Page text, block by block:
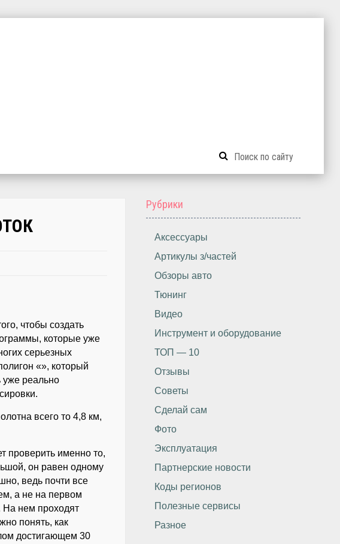
чтобы создать
которые уже
серьезных
«», который
уже реально
всего то 4,8 км,
проверить именно то,
он равен одному
ведь почти все
а не на первом
На нем проходят
понять, как
достигающем 30
Рубрики
Аксессуары
Артикулы з/частей
Обзоры авто
Тюнинг
Видео
Инструмент и оборудование
ТОП — 10
Отзывы
Советы
Сделай сам
Фото
Эксплуатация
Партнерские новости
Коды регионов
Полезные сервисы
Разное